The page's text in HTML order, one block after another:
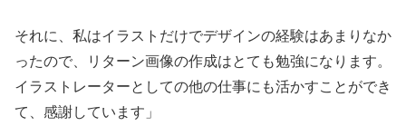
それに、私はイラストだけでデザインの経験はあまりなか
ったので、リターン画像の作成はとても勉強になります。
イラストレーターとしての他の仕事にも活かすことができ
て、感謝しています」